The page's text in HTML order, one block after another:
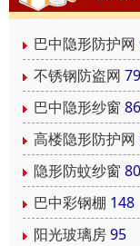
巴中隐形防护网
不锈钢防盗网 79
巴中隐形纱窗 86
高楼隐形防护网
隐形防蚊纱窗 80
巴中彩钢棚 148
阳光玻璃房95